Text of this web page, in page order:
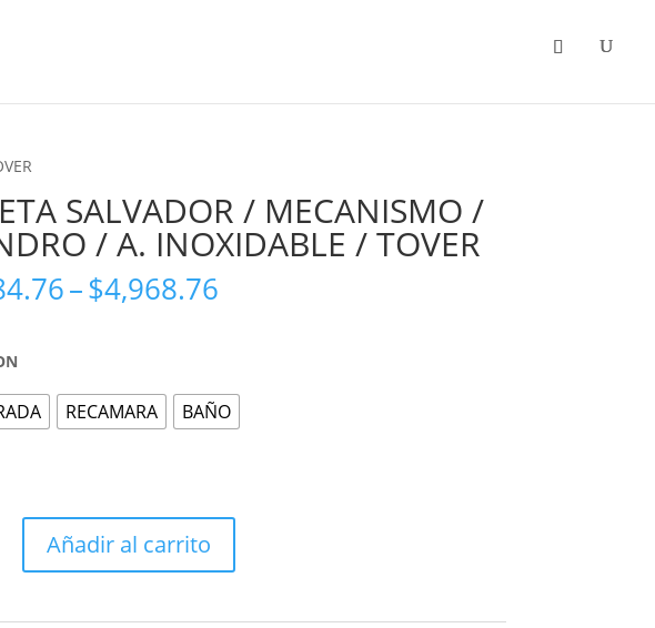
SALVADOR / MECANISMO /
/ A. INOXIDABLE / TOVER
–$4,968.76Price
$4,968.76
RECAMARA BAÑO
Añadir al carrito